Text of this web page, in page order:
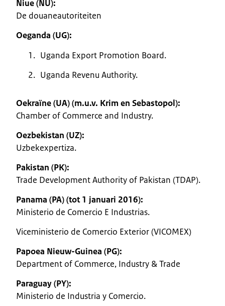
Niue (NU):
De douaneautoriteiten
Oeganda (UG):
Uganda Export Promotion Board.
Uganda Revenu Authority.
Oekraïne (UA) (m.u.v. Krim en Sebastopol):
Chamber of Commerce and Industry.
Oezbekistan (UZ):
Uzbekexpertiza.
Pakistan (PK):
Trade Development Authority of Pakistan (TDAP).
Panama (PA) (tot 1 januari 2016):
Ministerio de Comercio E Industrias.
Viceministerio de Comercio Exterior (VICOMEX)
Papoea Nieuw-Guinea (PG):
Department of Commerce, Industry & Trade
Paraguay (PY):
Ministerio de Industria y Comercio.